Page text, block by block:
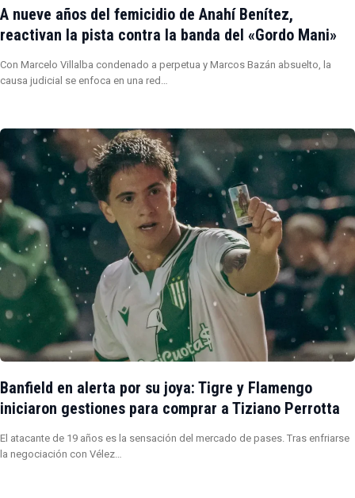
A nueve años del femicidio de Anahí Benítez,
reactivan la pista contra la banda del «Gordo Mani»
Con Marcelo Villalba condenado a perpetua y Marcos Bazán absuelto, la
causa judicial se enfoca en una red…
Banfield en alerta por su joya: Tigre y Flamengo
iniciaron gestiones para comprar a Tiziano Perrotta
El atacante de 19 años es la sensación del mercado de pases. Tras enfriarse
la negociación con Vélez…